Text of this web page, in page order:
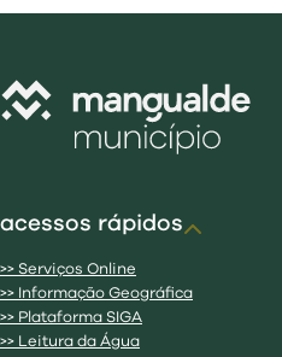
acessos rápidos
>> Serviços Online
>> Informação Geográfica
>> Plataforma SIGA
>> Leitura da Água